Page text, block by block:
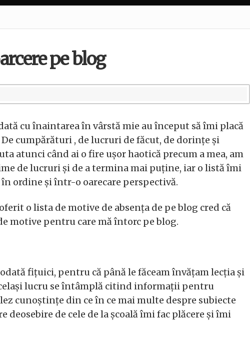
pe blog
cu înaintarea în vârstă mie au început să îmi placă
cumpărături , de lucruri de făcut, de dorințe și
atunci când ai o fire ușor haotică precum a mea, am
de lucruri și de a termina mai puține, iar o listă îmi
ordine și într-o oarecare perspectivă.
o lista de motive de absența de pe blog cred că
motive pentru care mă întorc pe blog.
fițuici, pentru că până le făceam învățam lecția și
lucru se întâmplă citind informații pentru
cunoștințe din ce în ce mai multe despre subiecte
deosebire de cele de la școală îmi fac plăcere și îmi